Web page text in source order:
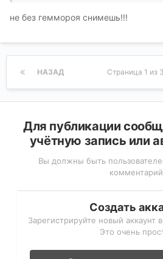
не без геммороя снимешь!!!
НАЗАД Страница 1 из 3
Для публикации
учётную запись или
Вы должны быть
комментарий
Создать
Зарегистрируйте новый аккаунт
Это очень